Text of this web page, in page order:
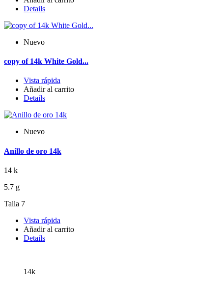
Details
Nuevo
copy of 14k White Gold...
Vista rápida
Añadir al carrito
Details
Nuevo
Anillo de oro 14k
14 k
5.7 g
Talla 7
Vista rápida
Añadir al carrito
Details
14k